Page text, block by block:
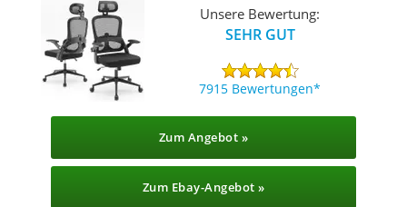
Unsere Bewertung:
SEHR GUT
7915 Bewertungen
Zum Angebot »
Zum Ebay-Angebot »